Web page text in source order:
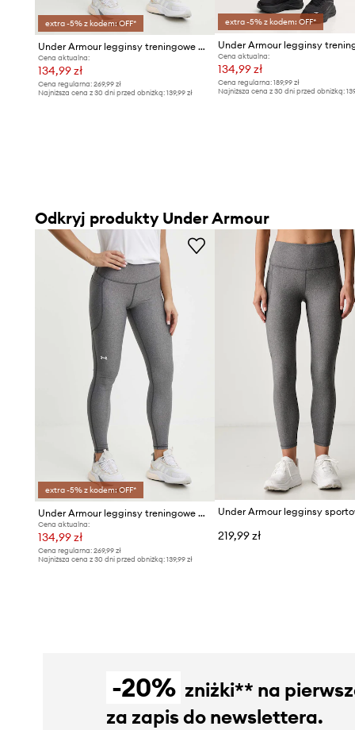
extra -5% z kodem: OFF*
Under Armour legginsy treningowe HG Armour HiRise
Cena aktualna:
134,99 zł
Cena regularna: 269,99 zł
Najniższa cena z 30 dni przed obniżką: 139,99 zł
extra -5% z kodem: OFF*
Cena aktualna:
134,99 zł
Cena regularna:189,99 zł
Najniższa cena z 30 dni przed obniżką:
Odkryj produkty Under Armour
extra -5% z kodem: OFF*
Under Armour legginsy treningowe HG Armour HiRise
Cena aktualna:
134,99 zł
Cena regularna: 269,99 zł
Najniższa cena z 30 dni przed obniżką: 139,99 zł
219,99 zł
-20% zniżki** na
za zapis do newslettera.